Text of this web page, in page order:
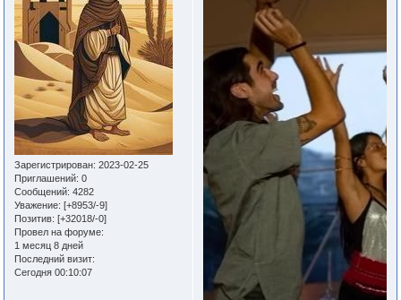
Зарегистрирован: 2023-02-25
Приглашений: 0
Сообщений: 4282
Уважение: [+8953/-9]
Позитив: [+32018/-0]
Провел на форуме:
1 месяц 8 дней
Последний визит:
Сегодня 00:10:07